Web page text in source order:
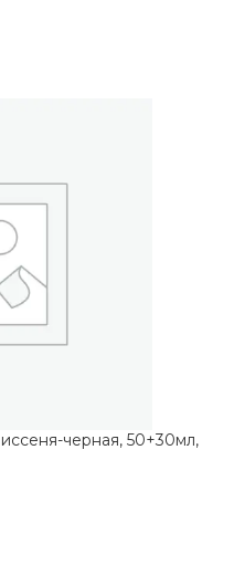
черная, 50+30мл,